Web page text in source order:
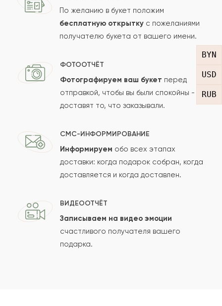
BYN
USD
RUB
Отзыв
Сколько будет
Отзыв будет опубликован после проверки.
Проверяем на спам.
По желанию в букет положим
бесплатную открытку с пожеланиями
получателю букета от вашего имени.
ФОТООТЧЁТ
Фотографируем ваш букет перед
отправкой, чтобы вы были спокойны -
доставят то, что заказывали.
СМС-ИНФОРМИРОВАНИЕ
Информируем обо всех этапах
доставки: когда подарок собран, когда
доставляется и когда доставлен.
ВИДЕООТЧЁТ
Записываем на видео эмоции
счастливого получателя вашего
подарка.